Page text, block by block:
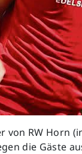
von RW Horn
die Gäste